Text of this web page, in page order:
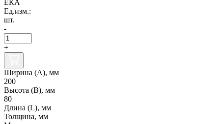
ЕКА
Ед.изм.:
шт.
-
+
Ширина (А), мм
200
Высота (В), мм
80
Длина (L), мм
Толщина, мм